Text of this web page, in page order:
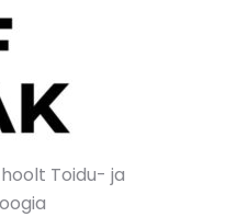
Toidu- ja